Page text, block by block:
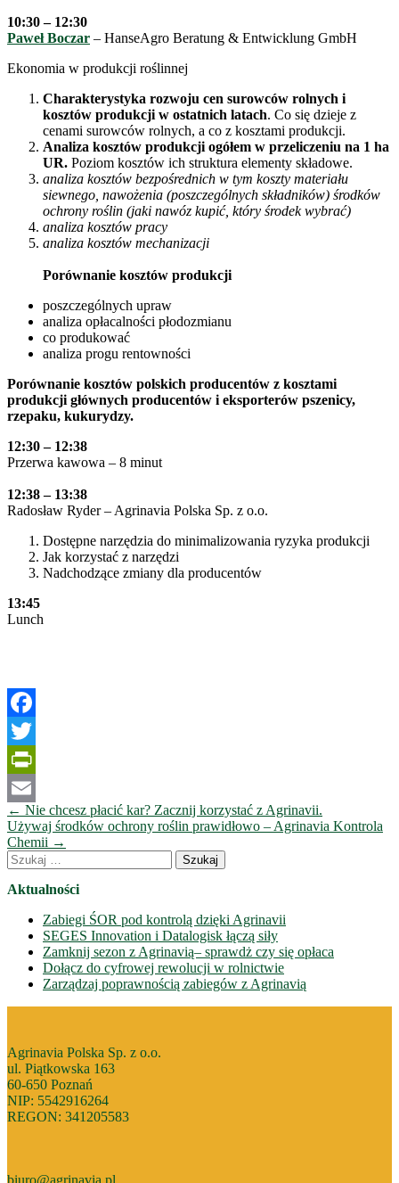
10:30 – 12:30
Paweł Boczar – HanseAgro Beratung & Entwicklung GmbH
Ekonomia w produkcji roślinnej
Charakterystyka rozwoju cen surowców rolnych i
kosztów produkcji w ostatnich latach. Co się dzieje z
cenami surowców rolnych, a co z kosztami produkcji.
Analiza kosztów produkcji ogółem w przeliczeniu na 1 ha
UR. Poziom kosztów ich struktura elementy składowe.
analiza kosztów bezpośrednich w tym koszty materiału
siewnego, nawożenia (poszczególnych składników) środków
ochrony roślin (jaki nawóz kupić, który środek wybrać)
analiza kosztów pracy
analiza kosztów mechanizacji
Porównanie kosztów produkcji
poszczególnych upraw
analiza opłacalności płodozmianu
co produkować
analiza progu rentowności
Porównanie kosztów polskich producentów z kosztami
produkcji głównych producentów i eksporterów pszenicy,
rzepaku, kukurydzy.
12:30 – 12:38
Przerwa kawowa – 8 minut
12:38 – 13:38
Radosław Ryder – Agrinavia Polska Sp. z o.o.
Dostępne narzędzia do minimalizowania ryzyka produkcji
Jak korzystać z narzędzi
Nadchodzące zmiany dla producentów
13:45
Lunch
Facebook
Twitter
PrintFriendly
Email
Nawigacja
wpisów
← Nie chcesz płacić kar? Zacznij korzystać z Agrinavii.
Używaj środków ochrony roślin prawidłowo – Agrinavia Kontrola
Chemii →
Szukaj:
Aktualności
Zabiegi ŚOR pod kontrolą dzięki Agrinavii
SEGES Innovation i Datalogisk łączą siły
Zamknij sezon z Agrinavią– sprawdż czy się opłaca
Dołącz do cyfrowej rewolucji w rolnictwie
Zarządzaj poprawnością zabiegów z Agrinavią
Agrinavia Polska Sp. z o.o.
ul. Piątkowska 163
60-650 Poznań
NIP: 5542916264
REGON: 341205583
biuro@agrinavia.pl